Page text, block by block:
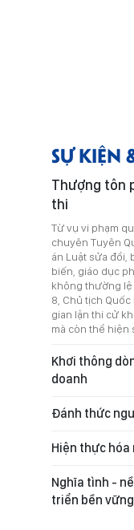
SỰ KIỆN
Thượng tôn
thi
Từ vụ vi phạm
chuyên Tuyên
án Luật sửa đổi,
biến, giáo dục
không thường lệ
8, Chủ tịch Quốc
gian lận thi cử
mà còn thể hiện
Khơi thông
doanh
Đánh thức
Hiện thực
Nghĩa tình -
triển bền vững